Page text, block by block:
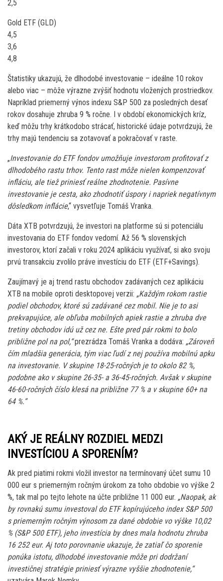
2,5
Gold ETF (GLD)
4,5
3,6
4,8
Štatistiky ukazujú, že dlhodobé investovanie – ideálne 10 rokov
alebo viac – môže výrazne zvýšiť hodnotu vložených prostriedkov.
Napríklad priemerný výnos indexu S&P 500 za posledných desať
rokov dosahuje zhruba 9 % ročne. I v období ekonomických kríz,
keď môžu trhy krátkodobo strácať, historické údaje potvrdzujú, že
trhy majú tendenciu sa zotavovať a pokračovať v raste.
„Investovanie do ETF fondov umožňuje investorom profitovať z
dlhodobého rastu trhov. Tento rast môže nielen kompenzovať
infláciu, ale tiež priniesť reálne zhodnotenie. Pasívne
investovanie je cesta, ako zhodnotiť úspory i napriek negatívnym
dôsledkom inflácie,“ vysvetľuje Tomáš Vranka.
Dáta XTB potvrdzujú, že investori na platforme sú si potenciálu
investovania do ETF fondov vedomí. Až 56 % slovenských
investorov, ktorí začali v roku 2024 aplikáciu využívať, si ako svoju
prvú transakciu zvolilo práve investíciu do ETF (ETF+Savings).
Zaujímavý je aj trend rastu obchodov zadávaných cez aplikáciu
XTB na mobile oproti desktopovej verzii: „Každým rokom rastie
podiel obchodov, ktoré sú zadávané cez mobil. Nie je to asi
prekvapujúce, ale obľuba mobilných apiek rastie a zhruba dve
tretiny obchodov idú už cez ne. Ešte pred pár rokmi to bolo
približne pol na pol,“prezrádza Tomáš Vranka a dodáva: „Zároveň
čím mladšia generácia, tým viac ľudí z nej používa mobilnú apku
na investovanie. V skupine 18-25-ročných je to okolo 82 %,
podobne ako v skupine 26-35- a 36-45-ročných. Avšak v skupine
46-60-ročných číslo klesá na približne 77 % a v skupine 60+ na
64 %.“
AKÝ JE REÁLNY ROZDIEL MEDZI
INVESTÍCIOU A SPORENÍM?
Ak pred piatimi rokmi vložil investor na termínovaný účet sumu 10
000 eur s priemerným ročným úrokom za toho obdobie vo výške 2
%, tak mal po tejto lehote na účte približne 11 000 eur. „Naopak, ak
by rovnakú sumu investoval do ETF kopírujúceho index S&P 500
s priemerným ročným výnosom za dané obdobie vo výške 10,02
% (S&P 500 ETF), jeho investícia by dnes mala hodnotu zhruba
16 252 eur. Aj toto porovnanie ukazuje, že zatiaľ čo sporenie
ponúka istotu, dlhodobé investovanie môže pri dodržaní
investičnej stratégie priniesť výrazne vyššie zhodnotenie,“